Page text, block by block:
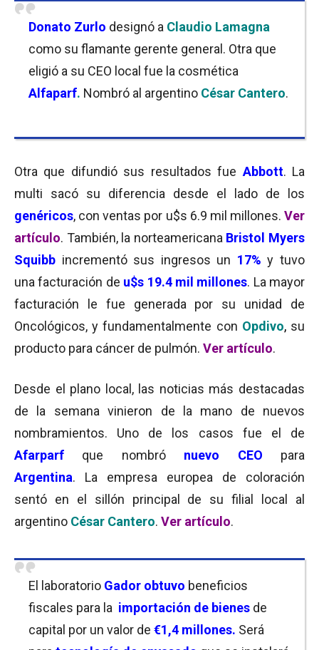
Donato Zurlo designó a Claudio Lamagna
como su flamante gerente general. Otra que
eligió a su CEO local fue la cosmética
Alfaparf. Nombró al argentino César Cantero.
Otra que difundió sus resultados fue Abbott. La
multi sacó su diferencia desde el lado de los
genéricos, con ventas por u$s 6.9 mil millones. Ver
artículo. También, la norteamericana Bristol Myers
Squibb incrementó sus ingresos un 17% y tuvo
una facturación de u$s 19.4 mil millones. La mayor
facturación le fue generada por su unidad de
Oncológicos, y fundamentalmente con Opdivo, su
producto para cáncer de pulmón. Ver artículo.
Desde el plano local, las noticias más destacadas
de la semana vinieron de la mano de nuevos
nombramientos. Uno de los casos fue el de
Afarparf
que nombró nuevo CEO para
Argentina. La empresa europea de coloración
sentó en el sillón principal de su filial local al
argentino César Cantero. Ver artículo.
El laboratorio Gador obtuvo beneficios
fiscales para la importación de bienes de
capital por un valor de €1,4 millones. Será